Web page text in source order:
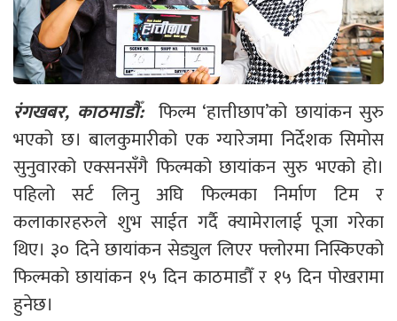
रंगखबर, काठमाडौँ: फिल्म ‘हात्तीछाप’को छायांकन सुरु
भएको छ। बालकुमारीको एक ग्यारेजमा निर्देशक सिमोस
सुनुवारको एक्सनसँगै फिल्मको छायांकन सुरु भएको हो।
पहिलो सर्ट लिनु अघि फिल्मका निर्माण टिम र
कलाकारहरुले शुभ साईत गर्दै क्यामेरालाई पूजा गरेका
थिए। ३० दिने छायांकन सेड्युल लिएर फ्लोरमा निस्किएको
फिल्मको छायांकन १५ दिन काठमाडौँ र १५ दिन पोखरामा
हुनेछ।